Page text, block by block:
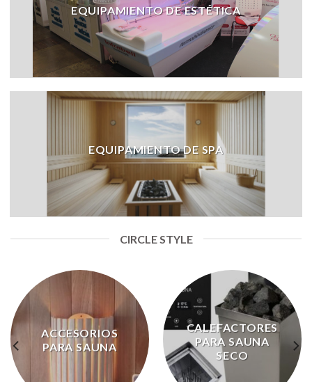
EQUIPAMIENTO DE ESTÉTICA
EQUIPAMIENTO DE SPA
CIRCLE STYLE
ACCESORIOS
PARA SAUNA
CALEFACTORES
PARA SAUNA
SECO